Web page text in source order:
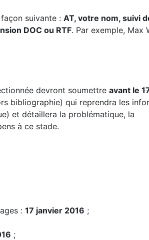
suivante : AT, votre nom, suivi
DOC ou RTF. Par exemple, Max
devront soumettre avant le
bibliographie) qui reprendra les
et détaillera la problématique, la
à ce stade.
: 17 janvier 2016 ;
;